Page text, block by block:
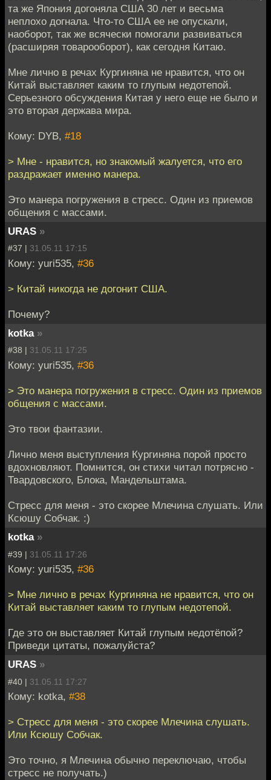
та же Япония догоняла США 30 лет и весьма
неплохо догнала. Что-то США ее не опускали,
наоборот, так же всячески помогали развиваться
(расширяя товарооборот), как сегодня Китаю.
Мне лично в речах Кургиняна не нравится, что он
Китай выставляет каким то глупым недотепой.
Серьезного обсуждения Китая у него еще не было и
это вторая держава мира.
Кому: DYB, #18
> Мне - нравится, но знакомый жалуется, что его
раздражает именно манера.
Это манера погружения в стресс. Один из приемов
общения с массами.
URAS »
#37 | 31.05.11 17:15
Кому: yuri535, #36
> Китай никогда не догонит США.
Почему?
kotka »
#38 | 31.05.11 17:25
Кому: yuri535, #36
> Это манера погружения в стресс. Один из приемов
общения с массами.
Это твои фантазии.
Лично меня выступления Кургиняна порой просто
вдохновляют. Помнится, он стихи читал потрясно -
Твардовского, Блока, Мандельштама.
Стресс для меня - это скорее Млечина слушать. Или
Ксюшу Собчак. :)
kotka »
#39 | 31.05.11 17:26
Кому: yuri535, #36
> Мне лично в речах Кургиняна не нравится, что он
Китай выставляет каким то глупым недотепой.
Где это он выставляет Китай глупым недотёпой?
Приведи цитаты, пожалуйста?
URAS »
#40 | 31.05.11 17:27
Кому: kotka, #38
> Стресс для меня - это скорее Млечина слушать.
Или Ксюшу Собчак.
Это точно, я Млечина обычно переключаю, чтобы
стресс не получать.)